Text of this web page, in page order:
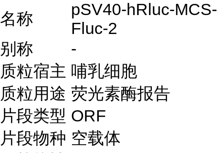
名称
pSV40-hRluc-MCS-
Fluc-2
别称
-
质粒宿主 哺乳细胞
质粒用途 荧光素酶报告
片段类型 ORF
片段物种 空载体